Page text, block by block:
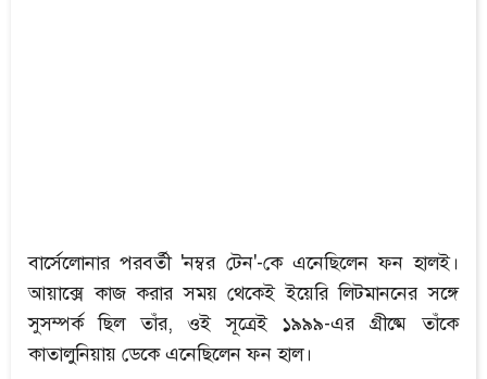
বার্সেলোনার পরবর্তী 'নম্বর টেন'-কে এনেছিলেন ফন হালই।
আয়াক্সে কাজ করার সময় থেকেই ইয়েরি লিটমাননের সঙ্গে
সুসম্পর্ক ছিল তাঁর, ওই সূত্রেই ১৯৯৯-এর গ্রীষ্মে তাঁকে
কাতালুনিয়ায় ডেকে এনেছিলেন ফন হাল।